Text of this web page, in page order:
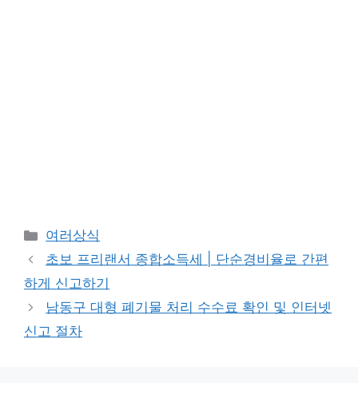
카
테
리
여러상식
초보 프리랜서 종합소득세 | 단순경비율로 간편
하게 신고하기
남동구 대형 폐기물 처리 수수료 확인 및 인터넷
신고 절차